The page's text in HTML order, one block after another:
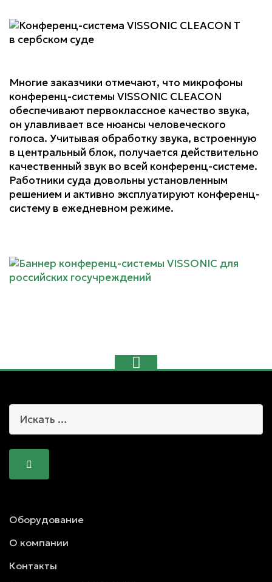
Многие заказчики отмечают, что микрофоны
конференц-системы VISSONIC CLEACON
обеспечивают первоклассное качество звука,
он улавливает все нюансы человеческого
голоса. Учитывая обработку звука, встроенную
в центральный блок, получается действительно
качественный звук во всей конференц-системе.
Работники суда довольны установленным
решением и активно эксплуатируют конференц-
систему в ежедневном режиме.
Оборудование
О компании
Контакты